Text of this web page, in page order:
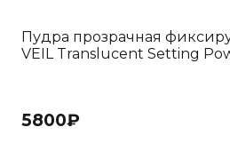
Пудра прозрачная
VEIL Translucent Setting
5800₽